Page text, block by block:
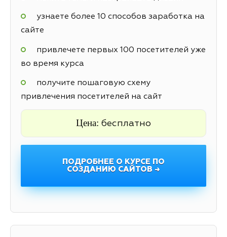
узнаете более 10 способов заработка на
сайте
привлечете первых 100 посетителей уже
во время курса
получите пошаговую схему
привлечения посетителей на сайт
Цена: бесплатно
ПОДРОБНЕЕ О КУРСЕ ПО
СОЗДАНИЮ САЙТОВ →